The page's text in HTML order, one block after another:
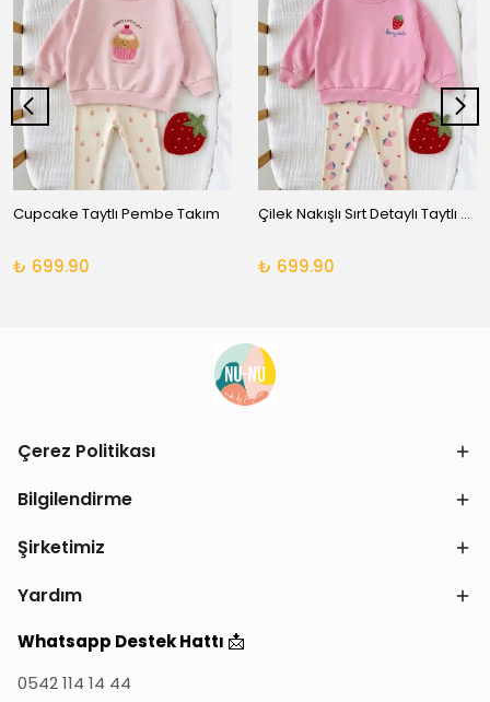
Cupcake Taytlı Pembe Takım
₺ 699.90
Çilek Nakışlı Sırt Detaylı Taytlı Takım
₺ 699.90
Çerez Politikası
Bilgilendirme
Şirketimiz
Yardım
Whatsapp Destek Hattı 📩
0542 114 14 44